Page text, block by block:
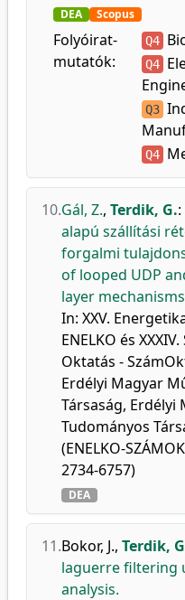
DEA Scopus
Folyóirat-
mutatók:
Q4
Q4
Q3
Q4
10.Gál, Z., Terdik, G.:
alapú szállítási
forgalmi
of looped UDP
layer
In: XXV.
ENELKO és
Oktatás -
Erdélyi Magyar
Társaság, Erdélyi
Tudományos
(ENELKO-
2734-6757)
DEA
11.Bokor, J., Terdik,
laguerre filtering
analysis.